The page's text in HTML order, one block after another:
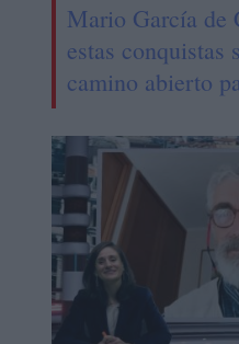
Mario García de
estas conquistas
camino abierto